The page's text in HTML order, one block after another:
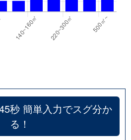
秒 簡単入力でスグ分か
る！